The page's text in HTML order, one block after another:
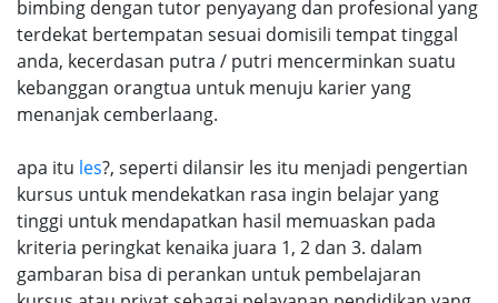
bimbing dengan tutor penyayang dan profesional yang
terdekat bertempatan sesuai domisili tempat tinggal
anda, kecerdasan putra / putri mencerminkan suatu
kebanggan orangtua untuk menuju karier yang
menanjak cemberlaang.
apa itu les?, seperti dilansir les itu menjadi pengertian
kursus untuk mendekatkan rasa ingin belajar yang
tinggi untuk mendapatkan hasil memuaskan pada
kriteria peringkat kenaika juara 1, 2 dan 3. dalam
gambaran bisa di perankan untuk pembelajaran